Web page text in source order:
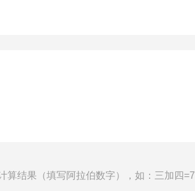
算结果（填写阿拉伯数字），如：三加四=7